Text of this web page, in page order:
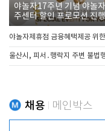
야놀자17주년 기념 야놀
주센터 할인 프로모션 진행
야놀자제휴점 금융혜택제공 위
울산시, 피서․행락지 주변 불법
채용 메인박스